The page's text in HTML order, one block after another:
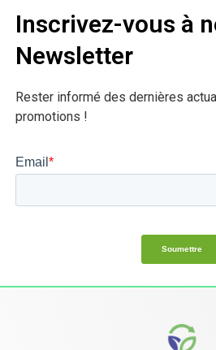
Inscrivez-vous à
Newsletter
Rester informé des dernières
promotions !